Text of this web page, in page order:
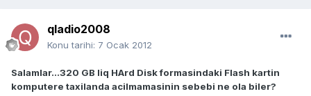
qladio2008
Konu tarihi: 7 Ocak 2012
Salamlar...320 GB liq HArd Disk formasindaki Flash kartin
komputere taxilanda acilmamasinin sebebi ne ola biler?